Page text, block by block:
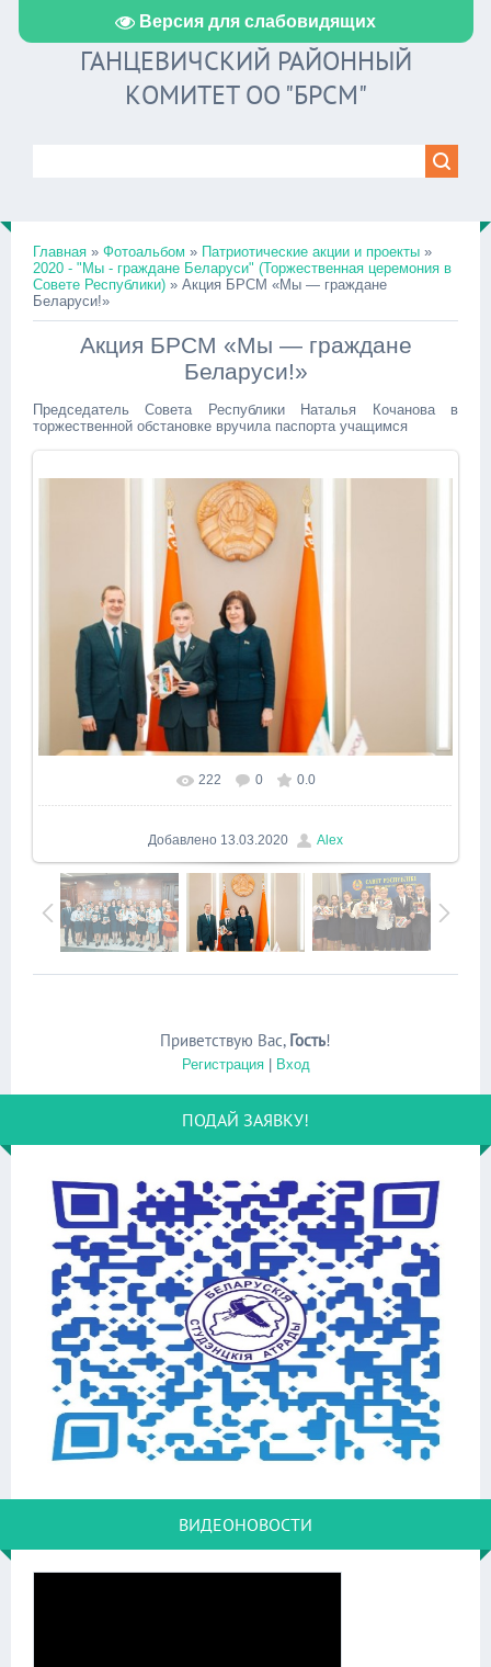
Версия для слабовидящих
ГАНЦЕВИЧСКИЙ РАЙОННЫЙ
КОМИТЕТ ОО "БРСМ"
Главная » Фотоальбом » Патриотические акции и проекты »
2020 - "Мы - граждане Беларуси" (Торжественная церемония в
Совете Республики) » Акция БРСМ «Мы — граждане
Беларуси!»
Акция БРСМ «Мы — граждане
Беларуси!»
Председатель Совета Республики Наталья Кочанова в
торжественной обстановке вручила паспорта учащимся
В реальном размере 640x427
222 0 0.0
Добавлено 13.03.2020 Alex
Приветствую Вас, Гость!
Регистрация| Вход
ПОДАЙ ЗАЯВКУ!
ВИДЕОНОВОСТИ